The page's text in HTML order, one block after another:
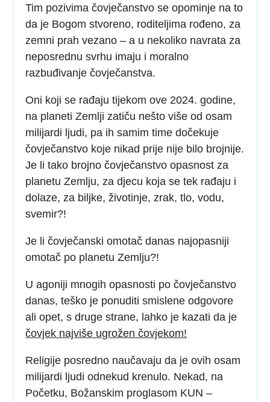
Tim pozivima čovječanstvo se opominje na to
da je Bogom stvoreno, roditeljima rođeno, za
zemni prah vezano – a u nekoliko navrata za
neposrednu svrhu imaju i moralno
razbuđivanje čovječanstva.
Oni koji se rađaju tijekom ove 2024. godine,
na planeti Zemlji zatiču nešto više od osam
milijardi ljudi, pa ih samim time dočekuje
čovječanstvo koje nikad prije nije bilo brojnije.
Je li tako brojno čovječanstvo opasnost za
planetu Zemlju, za djecu koja se tek rađaju i
dolaze, za biljke, životinje, zrak, tlo, vodu,
svemir?!
Je li čovječanski omotač danas najopasniji
omotač po planetu Zemlju?!
U agoniji mnogih opasnosti po čovječanstvo
danas, teško je ponuditi smislene odgovore
ali opet, s druge strane, lahko je kazati da je
čovjek najviše ugrožen čovjekom!
Religije posredno naučavaju da je ovih osam
milijardi ljudi odnekud krenulo. Nekad, na
Početku, Božanskim proglasom KUN –